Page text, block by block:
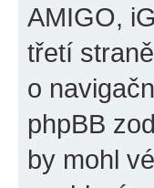
AMIGO,
třetí
o
phpBB
by mohl